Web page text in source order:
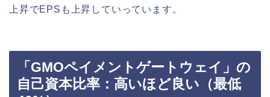
上昇でEPSも上昇していっています。
「GMOペイメントゲートウェイ」の
自己資本比率：高いほど良い（最低